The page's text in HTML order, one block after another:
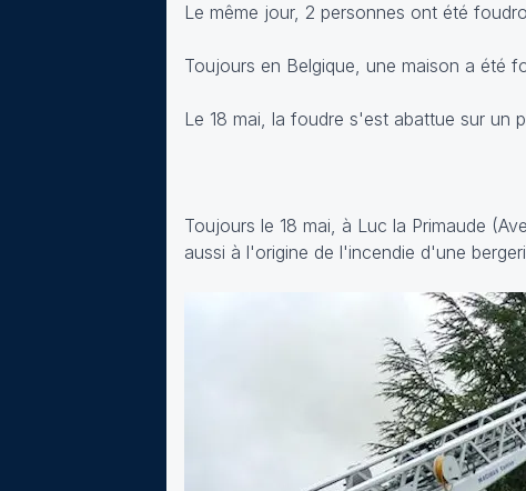
Le même jour, 2 personnes ont été
Toujours en Belgique, une maison a été
Le 18 mai, la foudre s'est abattue sur un
Toujours le 18 mai, à Luc la Primaude
aussi à l'origine de l'incendie d'une